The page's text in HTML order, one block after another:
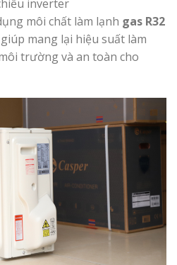
inverter
môi chất làm lạnh gas R32
mang lại hiệu suất làm
trường và an toàn cho